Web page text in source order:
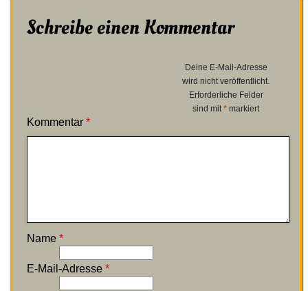
Schreibe einen Kommentar
Deine E-Mail-Adresse
wird nicht veröffentlicht.
Erforderliche Felder
sind mit* markiert
Kommentar *
Name *
E-Mail-Adresse *